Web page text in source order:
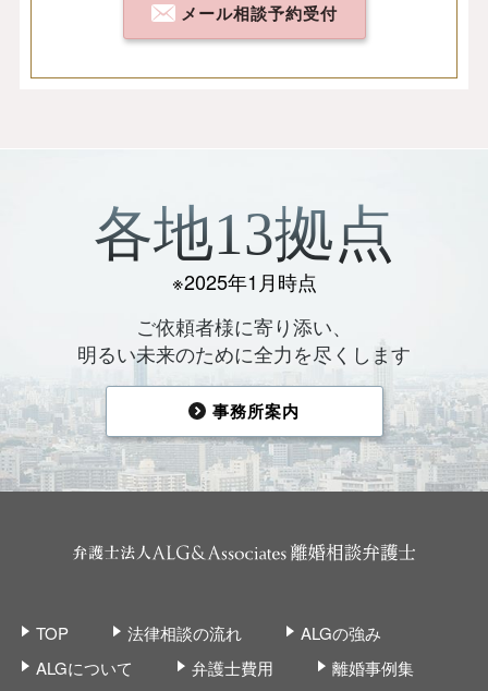
メール相談予約受付
各地13拠点
※2025年1月時点
ご依頼者様に寄り添い、
明るい未来のために全力を尽くします
事務所案内
TOP 法律相談の流れ
ALGの強み
ALGについて
弁護士費用
離婚事例集